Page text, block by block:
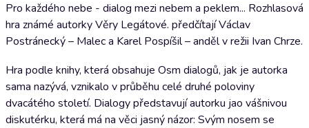
Pro každého nebe - dialog mezi nebem a peklem... Rozhlasová
hra známé autorky Věry Legátové. předčítají Václav
Postránecký – Malec a Karel Pospíšil – anděl v režii Ivan Chrze.
Hra podle knihy, která obsahuje Osm dialogů, jak je autorka
sama nazývá, vznikalo v průběhu celé druhé poloviny
dvacátého století. Dialogy představují autorku jao vášnivou
diskutérku, která má na věci jasný názor: Svým nosem se